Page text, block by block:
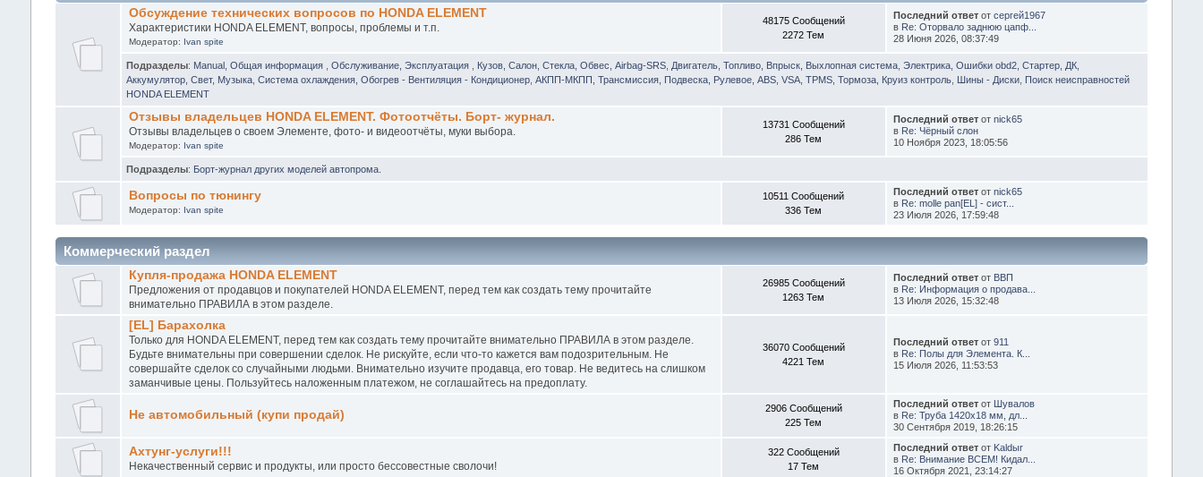
Обсуждение технических вопросов по HONDA ELEMENT
Характеристики HONDA ELEMENT, вопросы, проблемы и т.п.
Модератор: Ivan spite
48175 Сообщений
2272 Тем
Последний ответ отсергей1967
в Re: Оторвало заднюю цапф...
28 Июня 2026, 08:37:49
Подразделы: Manual, Общая информация Обслуживание, Эксплуатация Кузов, Салон, Стекла, Обвес, Airbag-SRS, Двигатель, Топливо, Впрыск, Выхлопная система, Электрика, Ошибки obd2, Стартер, ДК,
Аккумулятор, Свет, Музыка, Система охлаждения, Обогрев - Вентиляция - Кондиционер, АКПП-МКПП, Трансмиссия, Подвеска, Рулевое, ABS, VSA, TPMS, Тормоза, Круиз контроль, Шины - Диски, Поиск неисправностей
HONDA ELEMENT
Отзывы владельцев HONDA ELEMENT. Фотоотчёты. Борт- журнал.
Отзывы владельцев о своем Элементе, фото- и видеоотчёты, муки выбора.
Модератор: Ivan spite
13731 Сообщений
286 Тем
Последний ответ отnick65
в Re: Чёрный слон
10 Ноября 2023, 18:05:56
Подразделы: Борт-журнал других моделей автопрома.
Вопросы по тюнингу
Модератор: Ivan spite
10511 Сообщений
336 Тем
Последний ответ отnick65
в Re: molle pan[EL] - сист...
23 Июля 2026, 17:59:48
Коммерческий раздел
Купля-продажа HONDA ELEMENT
Предложения от продавцов и покупателей HONDA ELEMENT, перед тем как создать тему прочитайте
внимательно ПРАВИЛА в этом разделе.
26985 Сообщений
1263 Тем
Последний ответ от ВВП
в Re: Информация о продава...
13 Июля 2026, 15:32:48
[EL] Барахолка
Только для HONDA ELEMENT, перед тем как создать тему прочитайте внимательно ПРАВИЛА в этом разделе.
Будьте внимательны при совершении сделок. Не рискуйте, если что-то кажется вам подозрительным. Не
совершайте сделок со случайными людьми. Внимательно изучите продавца, его товар. Не ведитесь на слишком
заманчивые цены. Пользуйтесь наложенным платежом, не соглашайтесь на предоплату.
36070 Сообщений
4221 Тем
Последний ответ от911
в Re: Полы для Элемента. К...
15 Июля 2026, 11:53:53
Не автомобильный (купи продай)
2906 Сообщений
225 Тем
Последний ответ от Шувалов
в Re: Труба 1420х18 мм, дл...
30 Сентября 2019, 18:26:15
Ахтунг-услуги!!!
Некачественный сервис и продукты, или просто бессовестные сволочи!
322 Сообщений
17 Тем
Последний ответ от Kaldыr
в Re: Внимание ВСЕМ! Кидал...
16 Октября 2021, 23:14:27